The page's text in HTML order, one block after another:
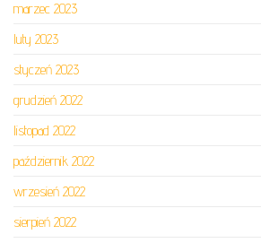
marzec 2023
luty 2023
styczeń 2023
grudzień 2022
listopad 2022
październik 2022
wrzesień 2022
sierpień 2022